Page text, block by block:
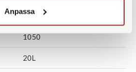
Anpassa
150 x 380 x 320
1050
20L